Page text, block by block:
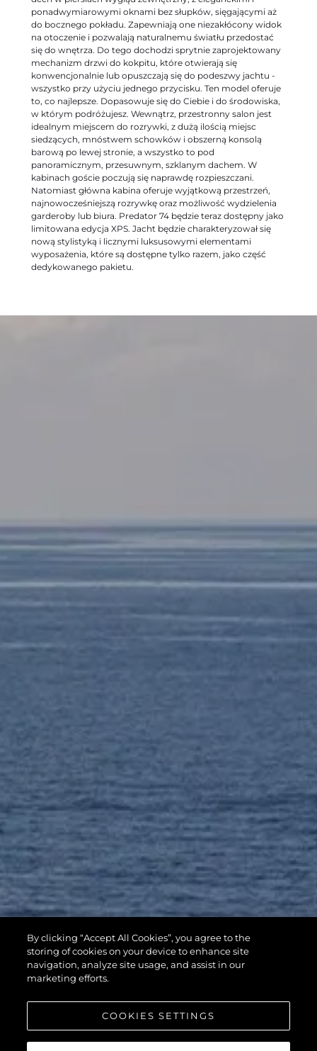
ponadwymiarowymi oknami bez słupków, sięgającymi aż
do bocznego pokładu. Zapewniają one niezakłócony widok
na otoczenie i pozwalają naturalnemu światłu przedostać
się do wnętrza. Do tego dochodzi sprytnie zaprojektowany
mechanizm drzwi do kokpitu, które otwierają się
konwencjonalnie lub opuszczają się do podeszwy jachtu -
wszystko przy użyciu jednego przycisku. Ten model oferuje
to, co najlepsze. Dopasowuje się do Ciebie i do środowiska,
w którym podróżujesz. Wewnątrz, przestronny salon jest
idealnym miejscem do rozrywki, z dużą ilością miejsc
siedzących, mnóstwem schowków i obszerną konsolą
barową po lewej stronie, a wszystko to pod
panoramicznym, przesuwnym, szklanym dachem. W
kabinach goście poczują się naprawdę rozpieszczani.
Natomiast główna kabina oferuje wyjątkową przestrzeń,
najnowocześniejszą rozrywkę oraz możliwość wydzielenia
garderoby lub biura. Predator 74 będzie teraz dostępny jako
limitowana edycja XPS. Jacht będzie charakteryzował się
nową stylistyką i licznymi luksusowymi elementami
wyposażenia, które są dostępne tylko razem, jako część
dedykowanego pakietu.
By clicking “Accept All Cookies”, you agree to the
storing of cookies on your device to enhance site
navigation, analyze site usage, and assist in our
marketing efforts.
COOKIES SETTINGS